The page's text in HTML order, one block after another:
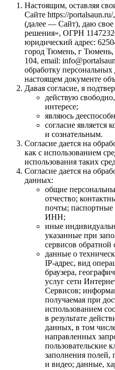
Настоящим, оставляя
Сайте https://
(далее — Сайт), даю
решения», ОГРН
юридический адрес:
город Тюмень, г
104, email:
обработку
настоящем документе
Давая согласие, я
действую
интересе;
являюсь
согласие
и сознательным.
Согласие дается на
как с использованием
использования таких
Согласие дается на
данных:
общие
отчество;
почты; паспортные
ИНН;
иные
указанные при
сервисов обратной
данные о
IP-адрес, вид
браузера,
услуг сети
Сервисов;
получаемая при
использованием
в результате
данных, в том
направленных
пользовательские
заполнения полей,
и видео; данные,